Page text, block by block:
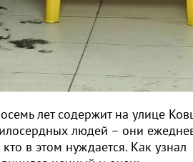
лет содержит на улице
людей – они
в этом нуждается. Как узнал